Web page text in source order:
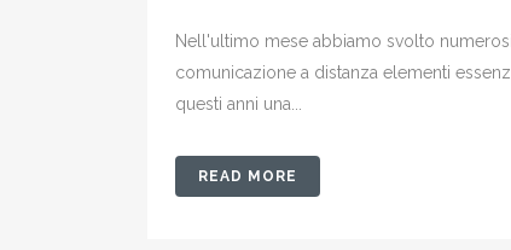
Nell'ultimo mese abbiamo svolto
comunicazione a distanza elementi
questi anni una...
READ MORE